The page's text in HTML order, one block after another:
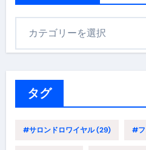
タグ
#サロンドロワイヤル(29) #フ